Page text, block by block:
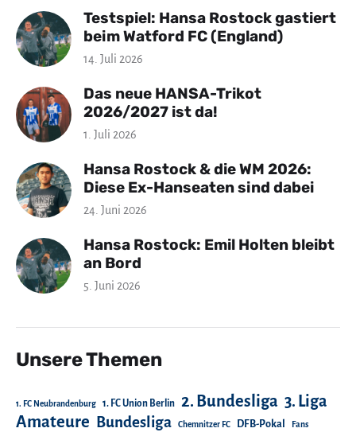
Testspiel: Hansa Rostock gastiert
beim Watford FC (England)
14. Juli 2026
Das neue HANSA-Trikot
2026/2027 ist da!
1. Juli 2026
Hansa Rostock & die WM 2026:
Diese Ex-Hanseaten sind dabei
24. Juni 2026
Hansa Rostock: Emil Holten bleibt
an Bord
5. Juni 2026
Unsere Themen
1. FC Neubrandenburg 1. FC Union Berlin 2. Bundesliga 3. Liga
Amateure Bundesliga Chemnitzer FC DFB-Pokal Fans